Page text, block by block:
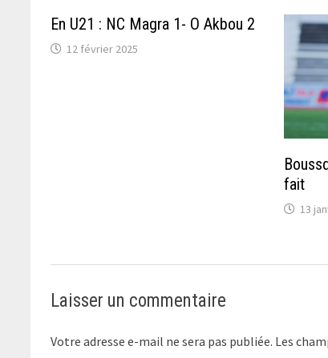
En U21 : NC Magra 1- O Akbou 2
12 février 2025
fait
13
Laisser un commentaire
Votre adresse e-mail ne sera pas publiée. Les